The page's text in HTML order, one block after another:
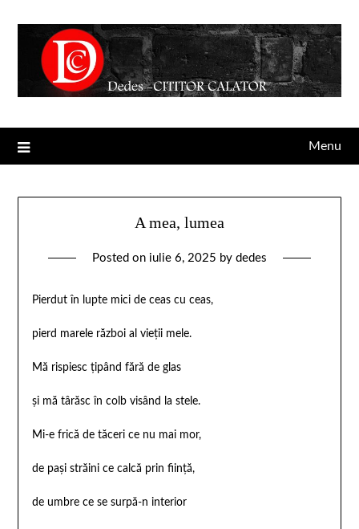
Menu
A mea, lumea
Posted on iulie 6, 2025 by dedes
Pierdut în lupte mici de ceas cu ceas,
pierd marele război al vieții mele.
Mă rispiesc țipând fără de glas
și mă târăsc în colb visând la stele.
Mi-e frică de tăceri ce nu mai mor,
de pași străini ce calcă prin ființă,
de umbre ce se surpă-n interior